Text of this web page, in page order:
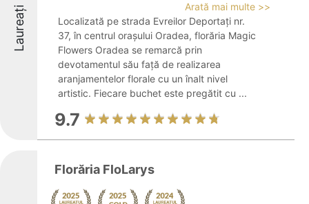
Laureați
Arată mai multe >>
Localizată pe strada Evreilor Deportați nr.
37, în centrul orașului Oradea, florăria Magic
Flowers Oradea se remarcă prin
devotamentul său față de realizarea
aranjamentelor florale cu un înalt nivel
artistic. Fiecare buchet este pregătit cu ...
9.7
Florăria FloLarys